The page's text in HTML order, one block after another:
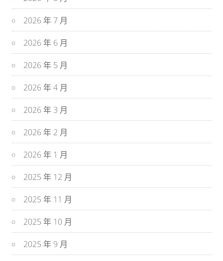
2026 年 7 月
2026 年 6 月
2026 年 5 月
2026 年 4 月
2026 年 3 月
2026 年 2 月
2026 年 1 月
2025 年 12 月
2025 年 11 月
2025 年 10 月
2025 年 9 月